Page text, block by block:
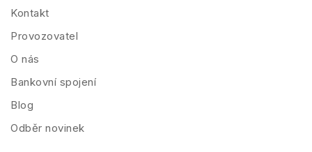
Kontakt
Provozovatel
O nás
Bankovní spojení
Blog
Odběr novinek